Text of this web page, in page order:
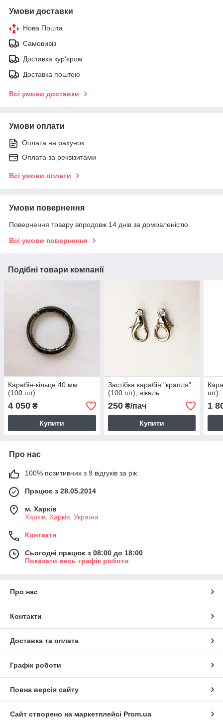
Умови доставки
Нова Пошта
Самовивіз
Доставка кур'єром
Доставка поштою
Всі умови доставки
Умови оплати
Оплата на рахунок
Оплата за реквізитами
Всі умови оплати
Умови повернення
Повернення товару впродовж 14 днів за домовленістю
Всі умови повернення
Подібні товари компанії
Карабін-кільце 40 мм.
(100 шт).
4 050 ₴
Купити
Застібка карабін "крапля"
(100 шт), нікель
250₴/пач
Купити
шт).
1
Про нас
100% позитивних з 9 відгуків за рік
Працює з 28.05.2014
м. Харків
Харків, Харків, Україна
Контакти
Сьогодні працює з 08:00 до 18:00
Показати весь графік роботи
Про нас
Контакти
Доставка та оплата
Графік роботи
Повна версія сайту
Сайт створено на маркетплейсі Prom.ua